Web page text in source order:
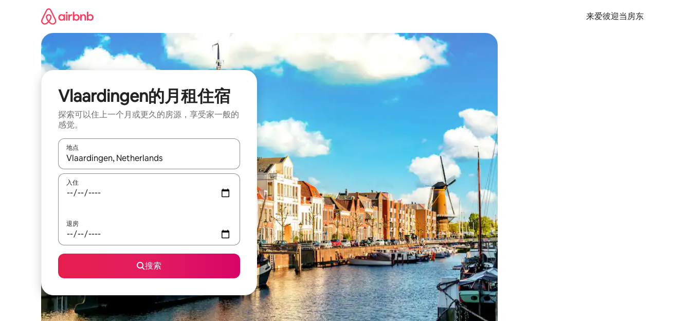
来爱彼迎当房东
Vlaardingen的月租住宿
探索可以住上一个月或更久的房源，享受家一般的
感觉。
地点
如有搜索结果，请使用上下方向键查看，或通过点击或滑动手势浏览。
入住
退房
搜索